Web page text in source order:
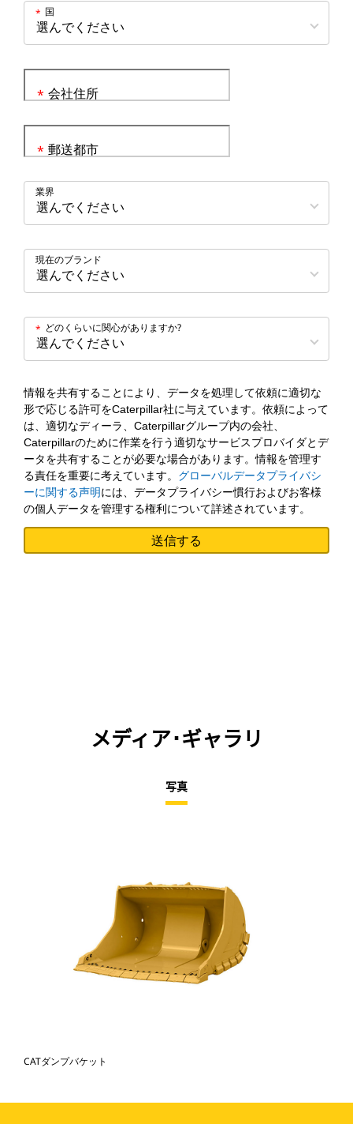
国
*
会社住所
*
郵送都市
*
業界
現在のブランド
どのくらいに関心がありますか?
*
情報を共有することにより、データを処理して依頼に適切な
形で応じる許可をCaterpillar社に与えています。依頼によって
は、適切なディーラ、Caterpillarグループ内の会社、
Caterpillarのために作業を行う適切なサービスプロバイダとデ
ータを共有することが必要な場合があります。情報を管理す
る責任を重要に考えています。 グローバルデータプライバシ
ーに関する声明には、データプライバシー慣行およびお客様
の個人データを管理する権利について詳述されています。
メディア･ギャラリ
写真
CATダンプバケット